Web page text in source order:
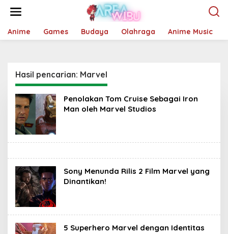
Anime Games Budaya Olahraga Anime Music
Hasil pencarian: Marvel
Penolakan Tom Cruise Sebagai Iron
Man oleh Marvel Studios
Sony Menunda Rilis 2 Film Marvel yang
Dinantikan!
5 Superhero Marvel dengan Identitas